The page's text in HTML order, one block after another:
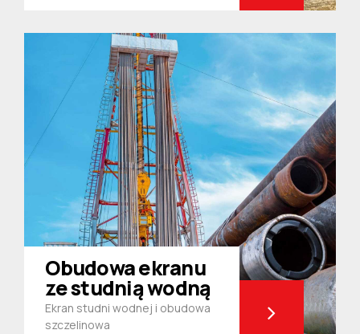
Obudowa ekranu
ze studnią wodną
Ekran studni wodnej i obudowa
szczelinowa